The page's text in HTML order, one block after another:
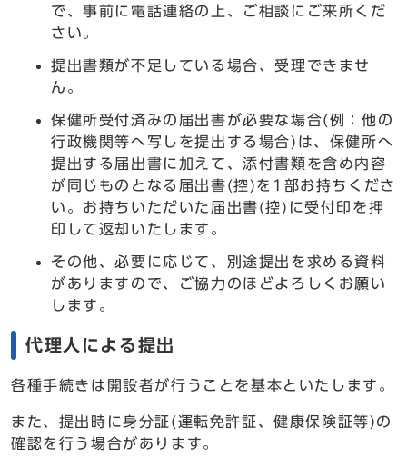
で、事前に電話連絡の上、ご相談にご来所くだ
さい。
提出書類が不足している場合、受理できませ
ん。
保健所受付済みの届出書が必要な場合(例：他の
行政機関等へ写しを提出する場合)は、保健所へ
提出する届出書に加えて、添付書類を含め内容
が同じものとなる届出書(控)を1部お持ちくださ
い。お持ちいただいた届出書(控)に受付印を押
印して返却いたします。
その他、必要に応じて、別途提出を求める資料
がありますので、ご協力のほどよろしくお願い
します。
代理人による提出
各種手続きは開設者が行うことを基本といたします。
また、提出時に身分証(運転免許証、健康保険証等)の
確認を行う場合があります。